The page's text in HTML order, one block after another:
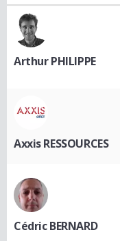
Arthur PHILIPPE
Axxis RESSOURCES
Cédric BERNARD